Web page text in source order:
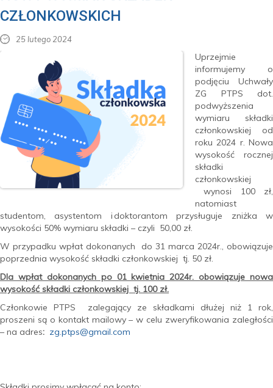
CZŁONKOWSKICH
25 lutego 2024
Uprzejmie
informujemy o
podjęciu Uchwały
ZG PTPS dot.
podwyższenia
wymiaru składki
członkowskiej od
roku 2024 r. Nowa
wysokość rocznej
składki
członkowskiej
wynosi 100 zł,
natomiast
studentom, asystentom i doktorantom przysługuje zniżka w
wysokości 50% wymiaru składki – czyli 50,00 zł.
W przypadku wpłat dokonanych do 31 marca 2024r., obowiązuje
poprzednia wysokość składki członkowskiej tj. 50 zł.
Dla wpłat dokonanych po 01 kwietnia 2024r. obowiązuje nowa
wysokość składki członkowskiej tj. 100 zł.
Członkowie PTPS zalegający ze składkami dłużej niż 1 rok,
proszeni są o kontakt mailowy – w celu zweryfikowania zaległości
– na adres: zg.ptps@gmail.com